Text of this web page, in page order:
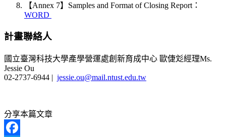
【Annex 7】Samples and Format of Closing Report：
WORD
計畫聯絡人
國立臺灣科技大學產學營運處創新育成中心 歐倢彣經理Ms.
Jessie Ou
02-2737-6944 | jessie.ou@mail.ntust.edu.tw
分享本篇文章